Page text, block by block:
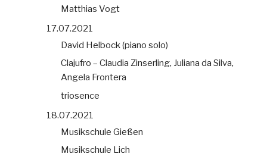
Matthias Vogt
17.07.2021
David Helbock (piano solo)
Clajufro – Claudia Zinserling, Juliana da Silva,
Angela Frontera
triosence
18.07.2021
Musikschule Gießen
Musikschule Lich